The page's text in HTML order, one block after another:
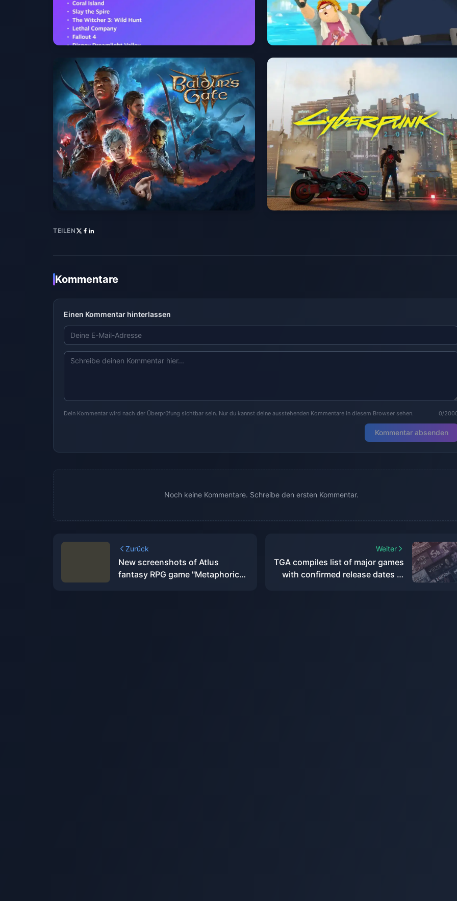
TEILEN
Kommentare
Einen Kommentar hinterlassen
Dein Kommentar wird nach der Überprüfung sichtbar sein. Nur du kannst deine ausstehenden Kommentare in diesem Browser sehen. 0/
Kommentar absenden
Noch keine Kommentare. Schreibe den ersten Kommentar.
Zurück
New screenshots of Atlus
fantasy RPG game "Metaphorical
Weiter
TGA compiles list of major games
with confirmed release dates in